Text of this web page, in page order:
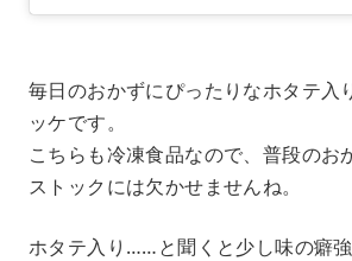
毎日のおかずにぴったりなホタテ入
ッケです。
こちらも冷凍食品なので、普段のお
ストックには欠かせませんね。
ホタテ入り……と聞くと少し味の癖